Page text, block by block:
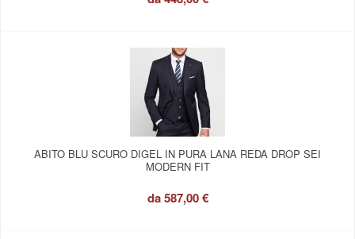
ABITO BLU SCURO DIGEL IN PURA LANA REDA DROP SEI
MODERN FIT
da587,00 €